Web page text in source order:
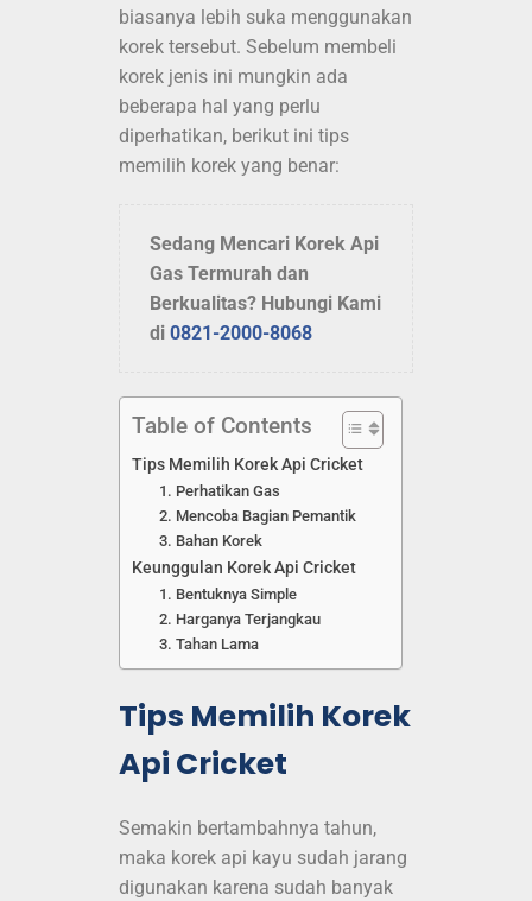
biasanya lebih suka menggunakan
korek tersebut. Sebelum membeli
korek jenis ini mungkin ada
beberapa hal yang perlu
diperhatikan, berikut ini tips
memilih korek yang benar:
Sedang Mencari Korek Api
Gas Termurah dan
Berkualitas? Hubungi Kami
di 0821-2000-8068
Table of Contents
Tips Memilih Korek Api Cricket
1. Perhatikan Gas
2. Mencoba Bagian Pemantik
3. Bahan Korek
Keunggulan Korek Api Cricket
1. Bentuknya Simple
2. Harganya Terjangkau
3. Tahan Lama
Tips Memilih Korek
Api Cricket
Semakin bertambahnya tahun,
maka korek api kayu sudah jarang
digunakan karena sudah banyak